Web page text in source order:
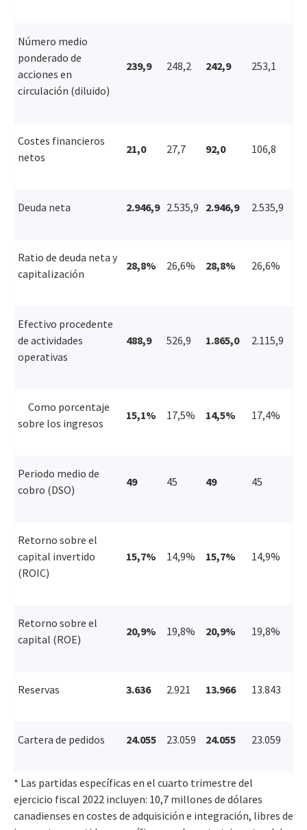
Número medio
ponderado de
acciones en
circulación (diluido)
239,9 248,2 242,9 253,1
Costes financieros
netos
21,0 27,7 92,0 106,8
Deuda neta 2.946,9 2.535,9 2.946,9 2.535,9
Ratio de deuda neta y
capitalización
28,8% 26,6% 28,8% 26,6%
Efectivo procedente
de actividades
operativas
488,9 526,9 1.865,0 2.115,9
Como porcentaje
sobre los ingresos
15,1% 17,5% 14,5% 17,4%
Periodo medio de
cobro (DSO)
49 45 49 45
Retorno sobre el
capital invertido
(ROIC)
15,7% 14,9% 15,7% 14,9%
Retorno sobre el
capital (ROE)
20,9% 19,8% 20,9% 19,8%
Reservas 3.636 2.921 13.966 13.843
Cartera de pedidos 24.055 23.059 24.055 23.059
* Las partidas específicas en el cuarto trimestre del
ejercicio fiscal 2022 incluyen: 10,7 millones de dólares
canadienses en costes de adquisición e integración, libres de